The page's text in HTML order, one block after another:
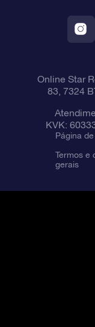
Aplicativo
Online Star
83, 7324
KVK:
Página
Termos e
gerais